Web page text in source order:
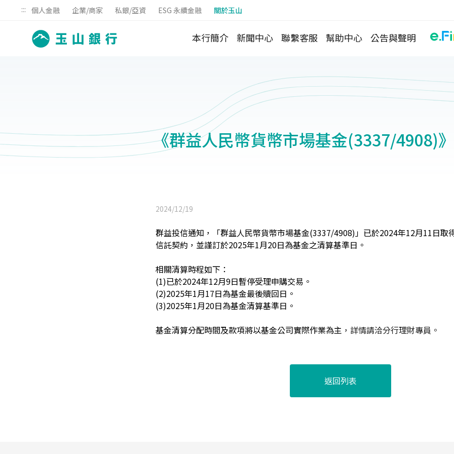
::: 個人金融 企業/商家 私銀/亞資 ESG 永續金融 關於玉山
本行簡介 新聞中心 聯繫客服 幫助中心 公告與聲明
《群益人民幣貨幣市場基金(3337/4908)
2024/12/19
群益投信通知，「群益人民幣貨幣市場基金(3337/4908)」 已於2024年12月11日取
信託契約，並謹訂於2025年1月20日為基金之清算基準日。
相關清算時程如下：
(1)已於2024年12月9日暫停受理申購交易。
(2)2025年1月17日為基金最後贖回日。
(3)2025年1月20日為基金清算基準日。
基金清算分配時間及款項將以基金公司實際作業為主 ，詳情請洽分行理財專員。
返回列表